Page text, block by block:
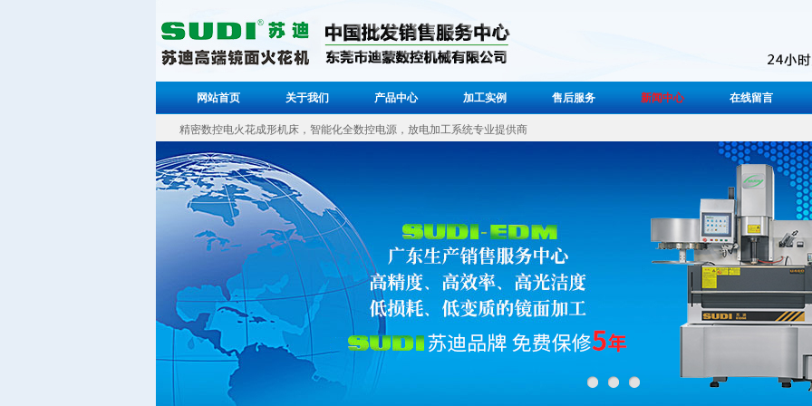
网站首页 关于我们 产品中心 加工实例 售后服务 新闻中心 在线留言
精密数控电火花成形机床，智能化全数控电源，放电加工系统专业提供商